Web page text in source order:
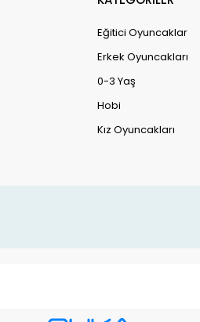
Eğitici Oyuncaklar
Erkek Oyuncakları
0-3 Yaş
Hobi
Kız Oyuncakları